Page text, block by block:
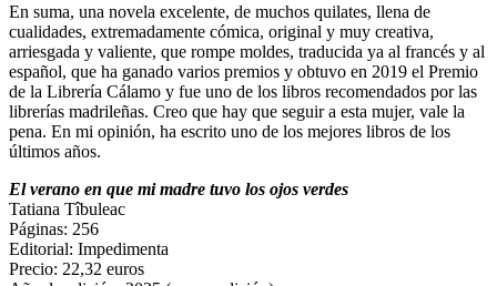
En suma, una novela excelente, de muchos quilates, llena de
cualidades, extremadamente cómica, original y muy creativa,
arriesgada y valiente, que rompe moldes, traducida ya al francés y al
español, que ha ganado varios premios y obtuvo en 2019 el Premio
de la Librería Cálamo y fue uno de los libros recomendados por las
librerías madrileñas. Creo que hay que seguir a esta mujer, vale la
pena. En mi opinión, ha escrito uno de los mejores libros de los
últimos años.
El verano en que mi madre tuvo los ojos verdes
Tatiana Tîbuleac
Páginas: 256
Editorial: Impedimenta
Precio: 22,32 euros